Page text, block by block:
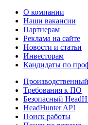
О компании
Наши вакансии
Партнерам
Реклама на сайте
Новости и статьи
Инвесторам
Кандидаты по
Требования к ПО
Безопасный
HeadHunter API
Поиск работы